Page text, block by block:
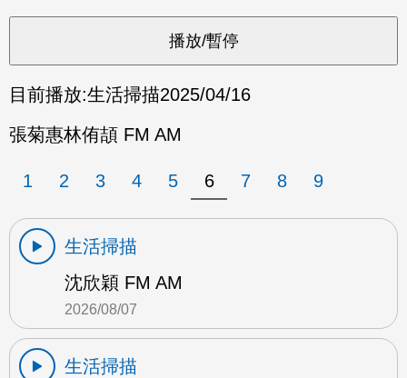
目前播放:生活掃描2025/04/16
張菊惠林侑頡 FM AM
1 2 3 4 5 6 7 8 9
生活掃描
沈欣穎 FM AM
2026/08/07
生活掃描